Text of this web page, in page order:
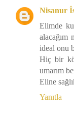
Nisanur
Elimde
alacağım
ideal onu
Hiç bir
umarım
Eline
Yanıtla